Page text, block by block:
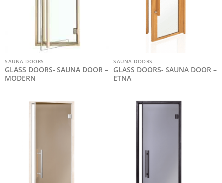
SAUNA DOORS
GLASS DOORS- SAUNA DOOR –
MODERN
SAUNA DOORS
GLASS DOORS- SAUNA DOOR –
ETNA